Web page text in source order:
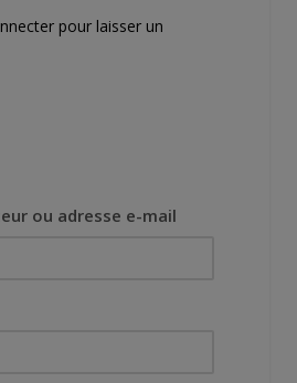
pour laisser un
ou adresse e-mail